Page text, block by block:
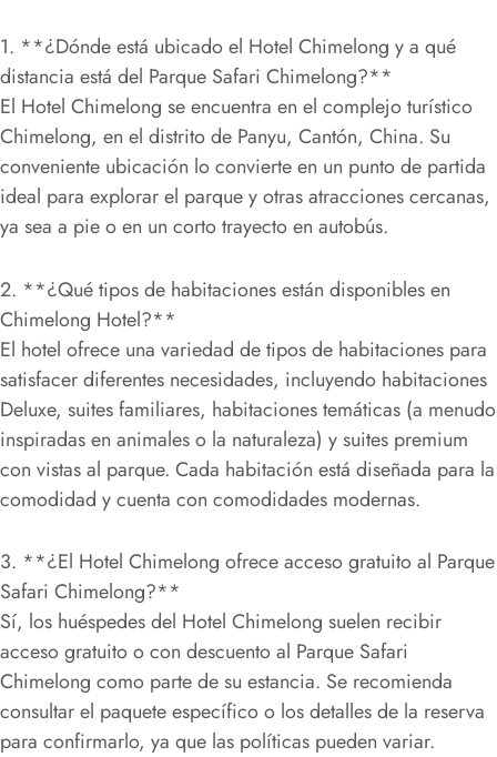
1. **¿Dónde está ubicado el Hotel Chimelong y a qué
distancia está del Parque Safari Chimelong?**
El Hotel Chimelong se encuentra en el complejo turístico
Chimelong, en el distrito de Panyu, Cantón, China. Su
conveniente ubicación lo convierte en un punto de partida
ideal para explorar el parque y otras atracciones cercanas,
ya sea a pie o en un corto trayecto en autobús.
2. **¿Qué tipos de habitaciones están disponibles en
Chimelong Hotel?**
El hotel ofrece una variedad de tipos de habitaciones para
satisfacer diferentes necesidades, incluyendo habitaciones
Deluxe, suites familiares, habitaciones temáticas (a menudo
inspiradas en animales o la naturaleza) y suites premium
con vistas al parque. Cada habitación está diseñada para la
comodidad y cuenta con comodidades modernas.
3. **¿El Hotel Chimelong ofrece acceso gratuito al Parque
Safari Chimelong?**
Sí, los huéspedes del Hotel Chimelong suelen recibir
acceso gratuito o con descuento al Parque Safari
Chimelong como parte de su estancia. Se recomienda
consultar el paquete específico o los detalles de la reserva
para confirmarlo, ya que las políticas pueden variar.